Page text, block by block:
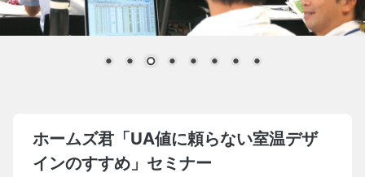
ホームズ君「UA値に頼らない室温デザ
インのすすめ」セミナー